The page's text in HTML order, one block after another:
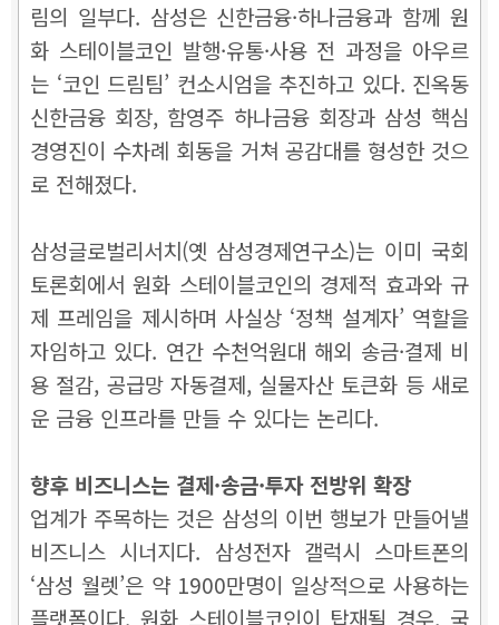
림의 일부다. 삼성은 신한금융·하나금융과 함께 원
화 스테이블코인 발행·유통·사용 전 과정을 아우르
는 ‘코인 드림팀’ 컨소시엄을 추진하고 있다. 진옥동
신한금융 회장, 함영주 하나금융 회장과 삼성 핵심
경영진이 수차례 회동을 거쳐 공감대를 형성한 것으
로 전해졌다.
삼성글로벌리서치(옛 삼성경제연구소)는 이미 국회
토론회에서 원화 스테이블코인의 경제적 효과와 규
제 프레임을 제시하며 사실상 ‘정책 설계자’ 역할을
자임하고 있다. 연간 수천억원대 해외 송금·결제 비
용 절감, 공급망 자동결제, 실물자산 토큰화 등 새로
운 금융 인프라를 만들 수 있다는 논리다.
향후 비즈니스는 결제·송금·투자 전방위 확장
업계가 주목하는 것은 삼성의 이번 행보가 만들어낼
비즈니스 시너지다. 삼성전자 갤럭시 스마트폰의
‘삼성 월렛’은 약 1900만명이 일상적으로 사용하는
플랫폼이다. 원화 스테이블코인이 탑재될 경우, 국